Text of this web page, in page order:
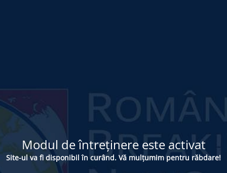
Modul de întreținere este activat
Site-ul va fi disponibil în curând. Vă mulțumim pentru răbdare!